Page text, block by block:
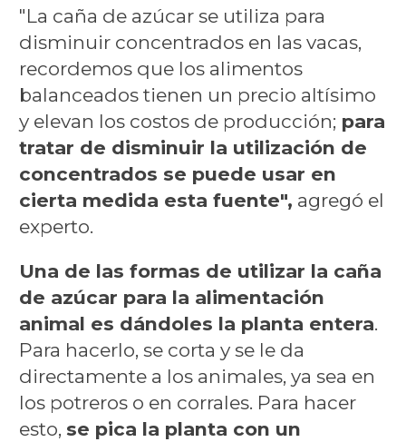
"La caña de azúcar se utiliza para
disminuir concentrados en las vacas,
recordemos que los alimentos
balanceados tienen un precio altísimo
y elevan los costos de producción; para
tratar de disminuir la utilización de
concentrados se puede usar en
cierta medida esta fuente", agregó el
experto.
Una de las formas de utilizar la caña
de azúcar para la alimentación
animal es dándoles la planta entera.
Para hacerlo, se corta y se le da
directamente a los animales, ya sea en
los potreros o en corrales. Para hacer
esto, se pica la planta con un